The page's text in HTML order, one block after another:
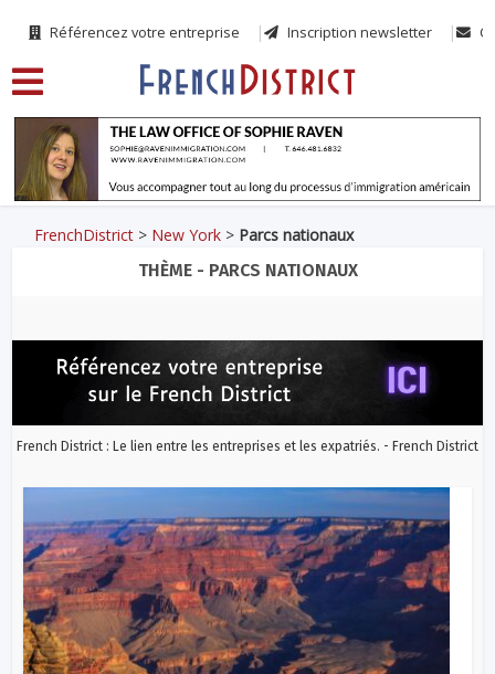
Référencez votre entreprise Inscription newsletter
FrenchDistrict > New York > Parcs nationaux
THÈME - PARCS NATIONAUX
French District : Le lien entre les entreprises et les expatriés. - French District